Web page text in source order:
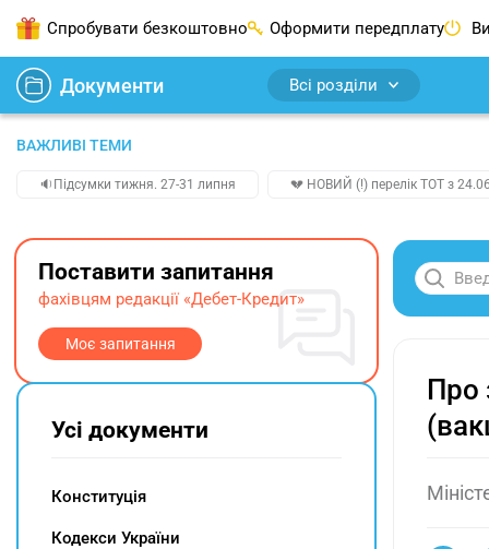
Спробувати безкоштовно Оформити передплату
Документи Всі розділи
ВАЖЛИВІ ТЕМИ
🔉Підсумки тижня. 27-31 липня 💔 НОВИЙ (!) перелік ТОТ з
Про
Поставити запитання
фахівцям редакції «Дебет-Кредит»
Моє запитання
Усі документи
Конституція
Кодекси України